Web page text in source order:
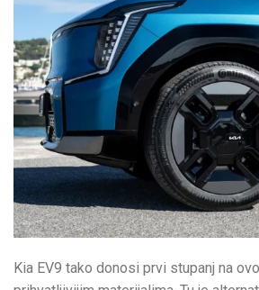
Kia EV9 tako donosi prvi stupanj na